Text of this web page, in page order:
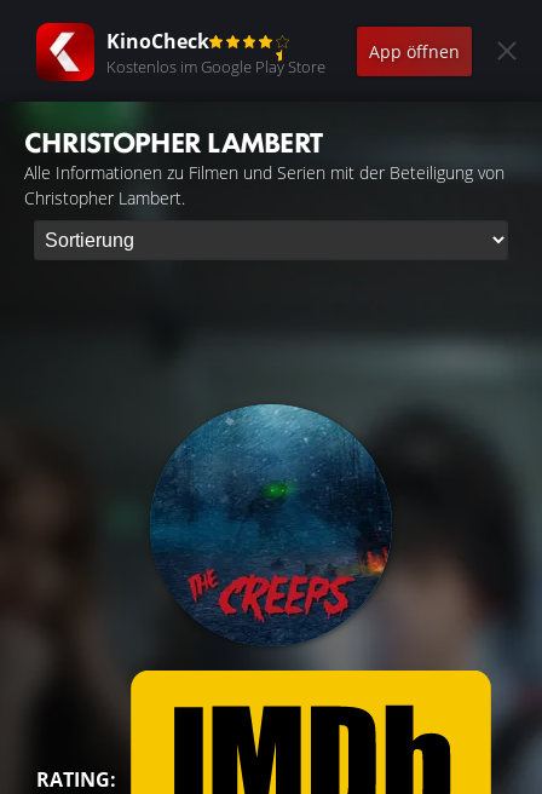
KinoCheck
Kostenlos im Google Play Store
App öffnen
CHRISTOPHER LAMBERT
Alle Informationen zu Filmen und Serien mit der Beteiligung von
Christopher Lambert.
RATING: